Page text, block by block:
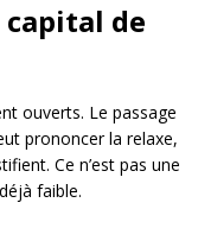
de
ouverts. Le passage
prononcer la relaxe,
Ce n’est pas une
faible.